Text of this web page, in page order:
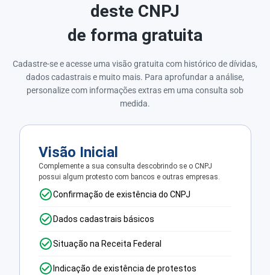
deste CNPJ
de forma gratuita
Cadastre-se e acesse uma visão gratuita com histórico de dívidas,
dados cadastrais e muito mais. Para aprofundar a análise,
personalize com informações extras em uma consulta sob
medida.
Visão Inicial
Complemente a sua consulta descobrindo se o CNPJ
possui algum protesto com bancos e outras empresas.
Confirmação de existência do CNPJ
Dados cadastrais básicos
Situação na Receita Federal
Indicação de existência de protestos